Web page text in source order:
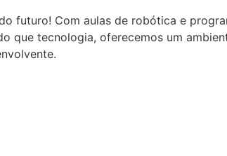
futuro! Com aulas de robótica e
tecnologia, oferecemos um